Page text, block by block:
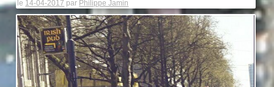
le 14-04-2017 par Philippe Jamin